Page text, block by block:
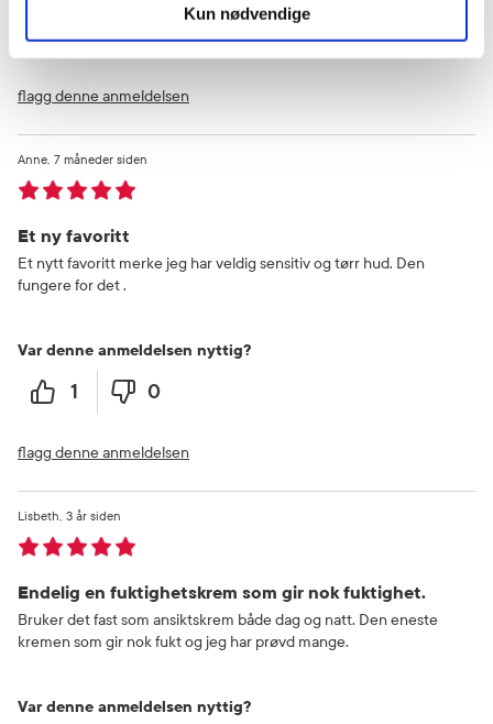
Kun nødvendige
0 0
flagg denne anmeldelsen
Et ny favoritt
7 måneder siden
Anne
Et nytt favoritt merke jeg har veldig sensitiv og tørr hud. Den
fungere for det .
Var denne anmeldelsen nyttig?
1 0
flagg denne anmeldelsen
Endelig en fuktighetskrem som gir nok fuktighet.
3 år siden
Lisbeth
Bruker det fast som ansiktskrem både dag og natt. Den eneste
kremen som gir nok fukt og jeg har prøvd mange.
Var denne anmeldelsen nyttig?